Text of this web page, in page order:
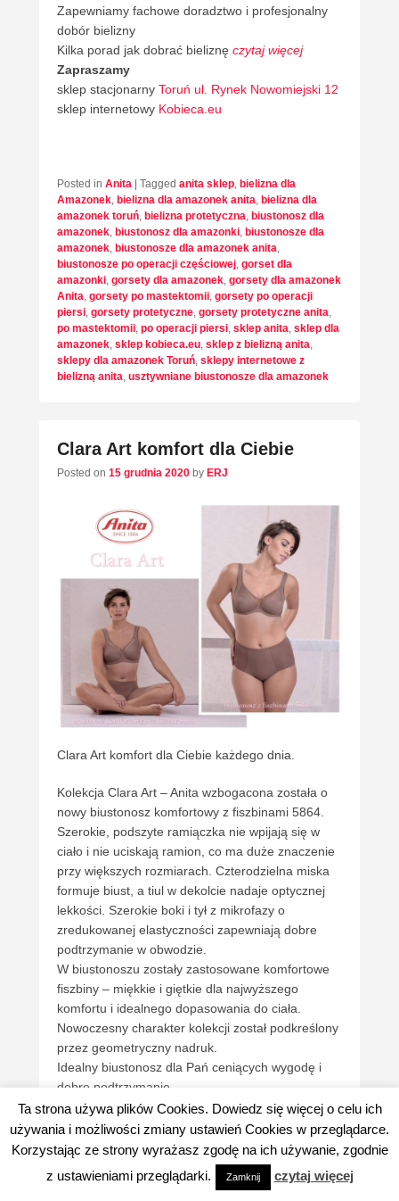
Zapewniamy fachowe doradztwo i profesjonalny
dobór bielizny
Kilka porad jak dobrać bieliznę czytaj więcej
Zapraszamy
sklep stacjonarny Toruń ul. Rynek Nowomiejski 12
sklep internetowy Kobieca.eu
Posted in Anita Tagged anita sklep, bielizna dla
Amazonek, bielizna dla amazonek anita, bielizna dla
amazonek toruń, bielizna protetyczna, biustonosz dla
amazonek, biustonosz dla amazonki, biustonosze dla
amazonek, biustonosze dla amazonek anita,
biustonosze po operacji częściowej, gorset dla
amazonki, gorsety dla amazonek, gorsety dla amazonek
Anita, gorsety po mastektomii, gorsety po operacji
piersi, gorsety protetyczne, gorsety protetyczne anita,
po mastektomii, po operacji piersi, sklep anita, sklep dla
amazonek, sklep kobieca.eu, sklep z bielizną anita,
sklepy dla amazonek Toruń, sklepy internetowe z
bielizną anita, usztywniane biustonosze dla amazonek
Clara Art komfort dla Ciebie
Posted on 15 grudnia 2020 by ERJ
Clara Art komfort dla Ciebie każdego dnia.
Kolekcja Clara Art – Anita wzbogacona została o
nowy biustonosz komfortowy z fiszbinami 5864.
Szerokie, podszyte ramiączka nie wpijają się w
ciało i nie uciskają ramion, co ma duże znaczenie
przy większych rozmiarach. Czterodzielna miska
formuje biust, a tiul w dekolcie nadaje optycznej
lekkości. Szerokie boki i tył z mikrofazy o
zredukowanej elastyczności zapewniają dobre
podtrzymanie w obwodzie.
W biustonoszu zostały zastosowane komfortowe
fiszbiny – miękkie i giętkie dla najwyższego
komfortu i idealnego dopasowania do ciała.
Nowoczesny charakter kolekcji został podkreślony
przez geometryczny nadruk.
Idealny biustonosz dla Pań ceniących wygodę i
dobre podtrzymanie.
Zarówno biustonosze bez fiszbin jak i body zostały
docenione przez nasze klientki i szybko zdobyły
miano produktów bestsellerowych firmy Anita
Ta strona używa plików Cookies. Dowiedz się więcej o celu ich
używania i możliwości zmiany ustawień Cookies w przeglądarce.
Korzystając ze strony wyrażasz zgodę na ich używanie, zgodnie
z ustawieniami przeglądarki.
Zamknij czytaj więcej